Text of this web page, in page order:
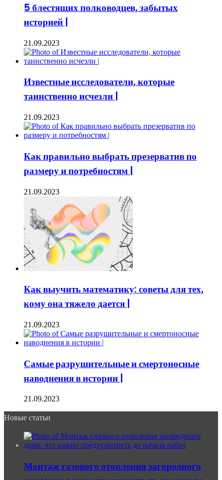
5 блестящих полководцев, забытых
историей |
21.09.2023
Известные исследователи, которые
таинственно исчезли |
21.09.2023
Как правильно выбрать презерватив по
размеру и потребностям |
21.09.2023
Как выучить математику: советы для тех,
кому она тяжело дается |
21.09.2023
Самые разрушительные и смертоносные
наводнения в истории |
21.09.2023
Новые статьи
Монтаж газового отопления загородного